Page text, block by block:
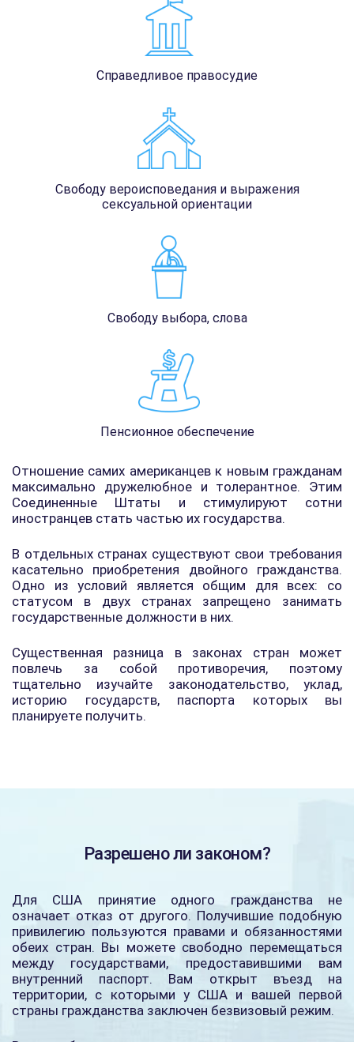
Справедливое правосудие
Свободу вероисповедания и выражения
сексуальной ориентации
Свободу выбора, слова
Пенсионное обеспечение
Отношение самих американцев к новым гражданам
максимально дружелюбное и толерантное. Этим
Соединенные Штаты и стимулируют сотни
иностранцев стать частью их государства.
В отдельных странах существуют свои требования
касательно приобретения двойного гражданства.
Одно из условий является общим для всех: со
статусом в двух странах запрещено занимать
государственные должности в них.
Существенная разница в законах стран может
повлечь за собой противоречия, поэтому
тщательно изучайте законодательство, уклад,
историю государств, паспорта которых вы
планируете получить.
Разрешено ли законом?
Для США принятие одного гражданства не
означает отказ от другого. Получившие подобную
привилегию пользуются правами и обязанностями
обеих стран. Вы можете свободно перемещаться
между государствами, предоставившими вам
внутренний паспорт. Вам открыт въезд на
территории, с которыми у США и вашей первой
страны гражданства заключен безвизовый режим.